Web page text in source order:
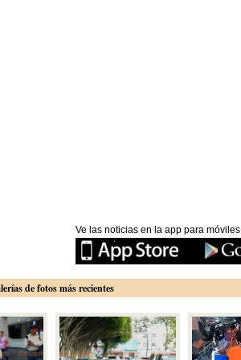
Ve las noticias en la app para móviles
de fotos más recientes